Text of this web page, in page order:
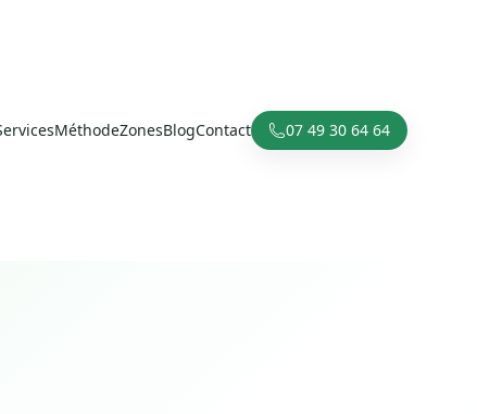
MéthodeZonesBlogContact 07 49 30 64 64